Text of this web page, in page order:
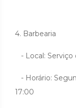
4. Barbearia
- Local: Serviço
- Horário:
17:00